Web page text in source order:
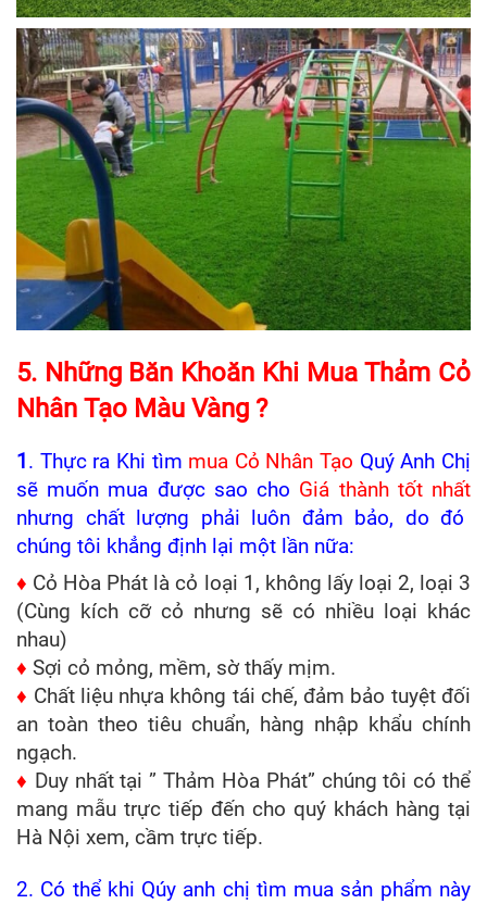
5. Những Băn Khoăn Khi Mua Thảm Cỏ
Nhân Tạo Màu Vàng ?
1 . Thực ra Khi tìm mua Cỏ Nhân Tạo Quý Anh Chị
sẽ muốn mua được sao cho Giá thành tốt nhất
nhưng chất lượng phải luôn đảm bảo, do đó
chúng tôi khẳng định lại một lần nữa:
♦ Cỏ Hòa Phát là cỏ loại 1, không lấy loại 2, loại 3
(Cùng kích cỡ cỏ nhưng sẽ có nhiều loại khác
nhau)
♦ Sợi cỏ mỏng, mềm, sờ thấy mịm.
♦ Chất liệu nhựa không tái chế, đảm bảo tuyệt đối
an toàn theo tiêu chuẩn, hàng nhập khẩu chính
ngạch.
♦ Duy nhất tại ” Thảm Hòa Phát” chúng tôi có thể
mang mẫu trực tiếp đến cho quý khách hàng tại
Hà Nội xem, cầm trực tiếp.
2. Có thể khi Qúy anh chị tìm mua sản phẩm này